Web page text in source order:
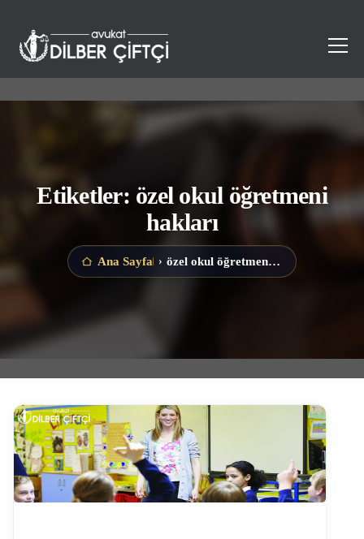
Etiketler: özel okul öğretmeni
hakları
Ana Sayfa › özel okul öğretmeni hakları